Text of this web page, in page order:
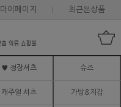
마이페이지 최근본상품
♥ 정장셔츠 슈즈
캐주얼 셔츠 가방&지갑